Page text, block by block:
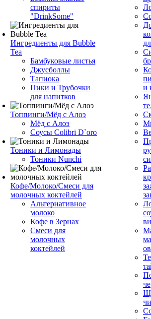
спириты
"DrinkSome"
Ингредиенты для Bubble
Tea
Бамбуковые листья
Джусболлы
Тапиока
Пики и Трубочки
для напитков
Топпинги/Мёд с Алоэ
Мёд с Алоэ
Соусы Colibri D`oro
Тоники и Лимонады
Тоники Nunchi
Кофе/Молоко/Смеси для
молочных коктейлей
Альтернативное
молоко
Кофе в Зернах
Смеси для
молочных
коктейлей
и